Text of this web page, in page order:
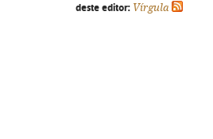
deste editor: Vírgula